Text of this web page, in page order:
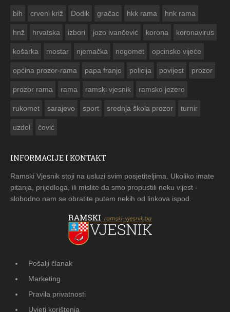
bih crveni križ Dodik gračac hkk rama hnk rama
hnž hrvatska izbori jozo ivančević korona koronavirus
košarka mostar njemačka nogomet opcinsko vijeće
općina prozor-rama papa franjo policija povijest prozor
prozor rama rama ramski vjesnik ramsko jezero
rukomet sarajevo sport srednja škola prozor turnir
uzdol čović
INFORMACIJE I KONTAKT
Ramski Vjesnik stoji na usluzi svim posjetiteljima. Ukoliko imate
pitanja, prijedloga, ili mislite da smo propustili neku vijest -
slobodno nam se obratite putem nekih od linkova ispod.
Pošalji članak
Marketing
Pravila privatnosti
Uvjeti korištenja